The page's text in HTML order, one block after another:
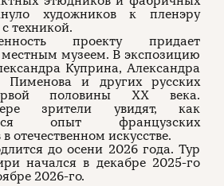
художников к пленэру
техникой.
проекту придает
местным музеем. В экспозицию
Куприна, Александра
Пименова и других русских
половины XX века.
зрители увидят, как
опыт французских
отечественном искусстве.
до осени 2026 года. Тур
начался в декабре 2025-го
2026-го.